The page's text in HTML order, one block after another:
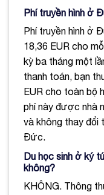
Phí truyền hình ở
Phí truyền hình ở
18,36 EUR cho
kỳ ba tháng một
thanh toán, bạn
EUR cho toàn bộ
phí này được nhà
và không thay đổi
Đức.
Du học sinh ở ký
không?
KHÔNG. Thông